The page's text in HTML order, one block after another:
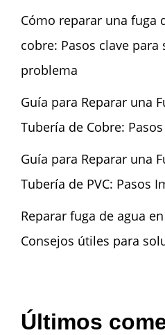
Cómo reparar una fuga
cobre: Pasos clave para
problema
Guía para Reparar una
Tubería de Cobre:
Guía para Reparar una
Tubería de PVC: Pasos
Reparar fuga de agua
Consejos útiles para
Últimos